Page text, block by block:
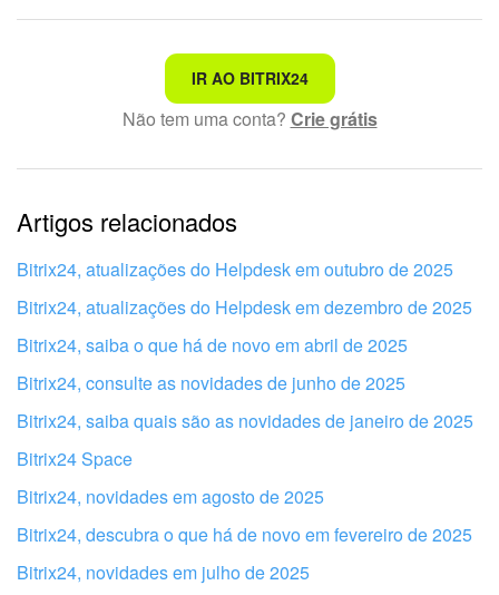
Não é o que estou procurando
Texto complexo e incompreensível
Informações estão desatualizadas
Explicação muito breve, preciso de mais informações
Não gosto de como esta ferramenta funciona
IR AO BITRIX24
Não tem uma conta? Crie grátis
Artigos relacionados
Bitrix24, atualizações do Helpdesk em outubro de 2025
Bitrix24, atualizações do Helpdesk em dezembro de 2025
Bitrix24, saiba o que há de novo em abril de 2025
Bitrix24, consulte as novidades de junho de 2025
Bitrix24, saiba quais são as novidades de janeiro de 2025
Bitrix24 Space
Bitrix24, novidades em agosto de 2025
Bitrix24, descubra o que há de novo em fevereiro de 2025
Bitrix24, novidades em julho de 2025